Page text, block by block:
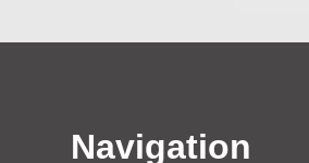
Navigation